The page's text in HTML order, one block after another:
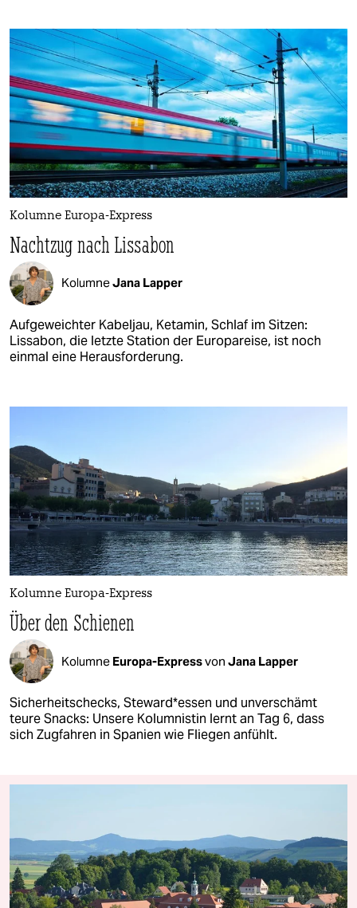
Kolumne Europa-Express
Nachtzug nach Lissabon
KolumneJana Lapper
Aufgeweichter Kabeljau, Ketamin, Schlaf im Sitzen:
Lissabon, die letzte Station der Europareise, ist noch
einmal eine Herausforderung.
Kolumne Europa-Express
Über den Schienen
Kolumne Europa-Expressvon Jana Lapper
Sicherheitschecks, Steward*essen und unverschämt
teure Snacks: Unsere Kolumnistin lernt an Tag 6, dass
sich Zugfahren in Spanien wie Fliegen anfühlt.